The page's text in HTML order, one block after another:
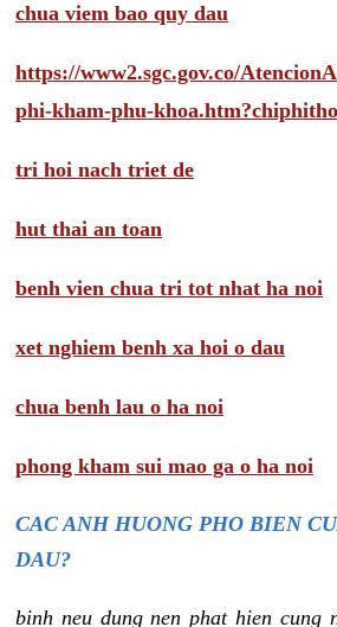
chua viem bao quy dau
https://www2.sgc.gov.co/
phi-kham-phu-
tri hoi nach triet de
hut thai an toan
benh vien chua tri tot nhat ha noi
xet nghiem benh xa hoi o dau
chua benh lau o ha noi
phong kham sui mao ga o ha noi
CAC ANH HUONG PHO BIEN
DAU?
binh neu dung nen phat hien cung